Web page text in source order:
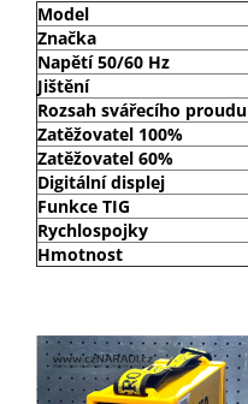
Model
Značka
Napětí 50/60 Hz
Jištění
Rozsah svářecího proudu
Zatěžovatel 100%
Zatěžovatel 60%
Digitální displej
Funkce TIG
Rychlospojky
Hmotnost